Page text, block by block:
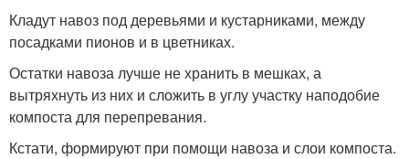
Кладут навоз под деревьями и кустарниками, между
посадками пионов и в цветниках.
Остатки навоза лучше не хранить в мешках, а
вытряхнуть из них и сложить в углу участку наподобие
компоста для перепревания.
Кстати, формируют при помощи навоза и слои компоста.